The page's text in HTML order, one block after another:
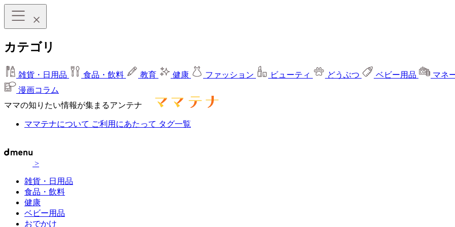
カテゴリ
雑貨・日用品 食品・飲料 教育 健康 ファッション ビューティ どうぶつ ベビー用品
マネ
漫画コラム
ママの知りたい情報が集まるアンテナ
ママテナについて ご利用にあたって タグ一覧
>
雑貨・日用品
食品・飲料
健康
ベビー用品
おでかけ